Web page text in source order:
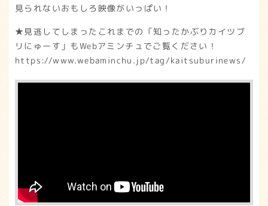
見られないおもしろ映像がいっぱい！
★見逃してしまったこれまでの「知ったかぶりカイツブ
リにゅーす」もWebアミンチュでご覧ください！
https://www.webaminchu.jp/tag/kaitsuburinews/